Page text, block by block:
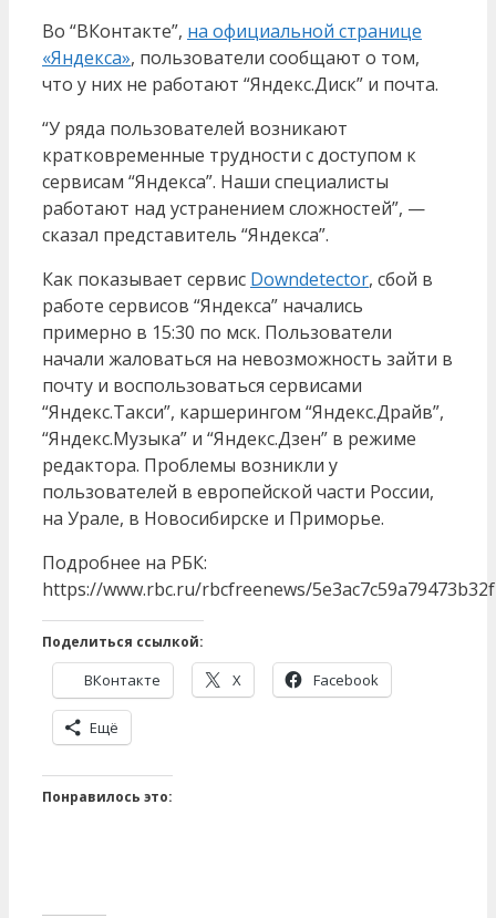
Во “ВКонтакте”, на официальной странице
«Яндекса», пользователи сообщают о том,
что у них не работают “Яндекс.Диск” и почта.
“У ряда пользователей возникают
кратковременные трудности с доступом к
сервисам “Яндекса”. Наши специалисты
работают над устранением сложностей”, —
сказал представитель “Яндекса”.
Как показывает сервис Downdetector, сбой в
работе сервисов “Яндекса” начались
примерно в 15:30 по мск. Пользователи
начали жаловаться на невозможность зайти в
почту и воспользоваться сервисами
“Яндекс.Такси”, каршерингом “Яндекс.Драйв”,
“Яндекс.Музыка” и “Яндекс.Дзен” в режиме
редактора. Проблемы возникли у
пользователей в европейской части России,
на Урале, в Новосибирске и Приморье.
Подробнее на РБК:
https://www.rbc.ru/rbcfreenews/
Поделиться ссылкой:
ВКонтакте X Facebook
Ещё
Понравилось это: